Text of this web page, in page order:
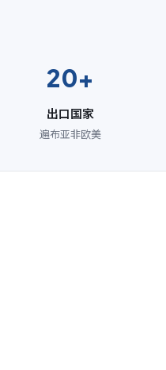
20+
出口国家
遍布亚非欧美